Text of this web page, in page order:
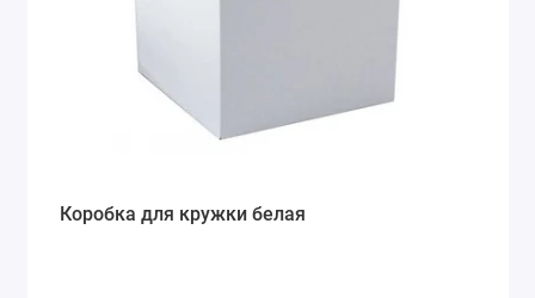
Коробка для кружки белая